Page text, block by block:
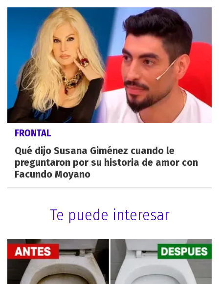
FRONTAL
Qué dijo Susana Giménez cuando le
preguntaron por su historia de amor con
Facundo Moyano
Te puede interesar